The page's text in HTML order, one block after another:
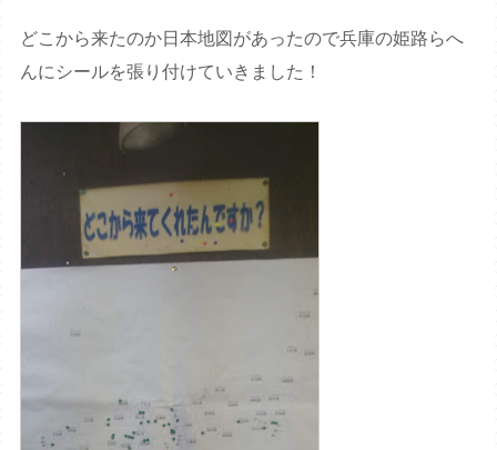
どこから来たのか日本地図があったので兵庫の姫路らへ
んにシールを張り付けていきました！